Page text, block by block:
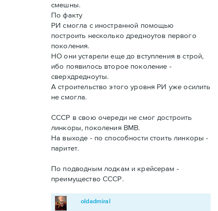
смешны.
По факту
РИ смогла с иностранной помощью
построить несколько дредноутов первого
поколения.
НО они устарели еще до вступления в строй,
ибо появилось второе поколение -
сверхдредноуты.
А строительство этого уровня РИ уже осилить
не смогла.
СССР в свою очереди не смог достроить
линкоры, поколения ВМВ.
На выходе - по способности стоить линкоры -
паритет.
По подводным лодкам и крейсерам -
преимущество СССР.
oldadmiral